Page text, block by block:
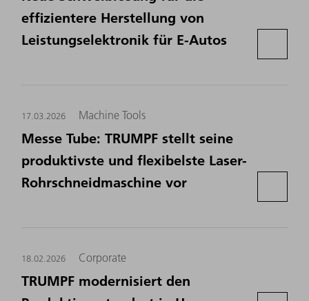
effizientere Herstellung von
Leistungselektronik für E-Autos
17.03.2026 Machine Tools
Messe Tube: TRUMPF stellt seine
produktivste und flexibelste Laser-
Rohrschneidmaschine vor
18.02.2026 Corporate
TRUMPF modernisiert den